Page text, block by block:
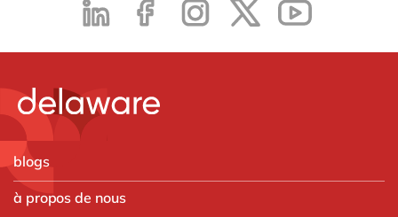
blogs
à propos de nous